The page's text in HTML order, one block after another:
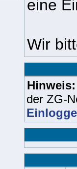
eine
Wir
Hinweis:
der ZG-